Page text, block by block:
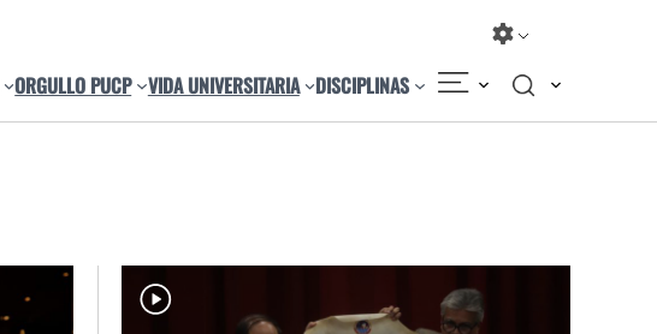
ORGULLO PUCP VIDA UNIVERSITARIA DISCIPLINAS